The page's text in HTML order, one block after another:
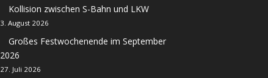
Kollision zwischen S-Bahn und LKW
3. August 2026
Großes Festwochenende im September
2026
27. Juli 2026